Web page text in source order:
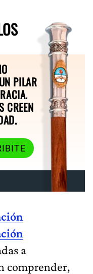
PILAR
CREEN
a
comprender,